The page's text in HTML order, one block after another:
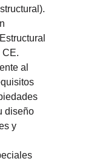
CE.
al
diseño
y